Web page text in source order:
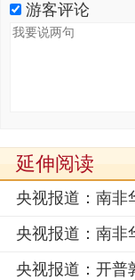
游客评论
延伸阅读
央视报道：南非
央视报道：南非
意交通安
央视报道：开普